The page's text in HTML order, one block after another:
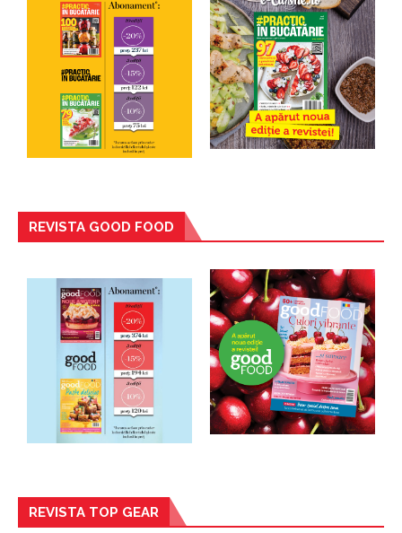
REVISTA GOOD FOOD
REVISTA TOP GEAR